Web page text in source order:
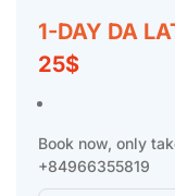
1-DAY DA
25$
Book now, only
+84966355819